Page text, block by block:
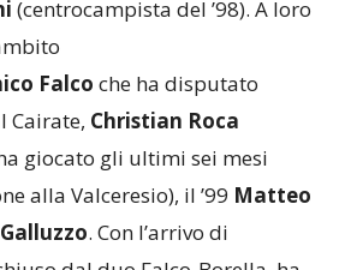
Falco
Cairate,Christian Roca
giocato gli ultimi sei mesi
alla Valceresio), il ’99Matteo
Galluzzo. Con l’arrivo di
dal duo Falco-Borella, ha